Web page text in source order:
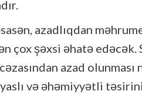
azadlıqdan
çox şəxsi əhatə
azad
və əhəmiyyətli